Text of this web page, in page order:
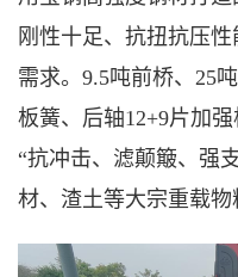
刚性十足、抗扭抗压
需求。9.5吨前桥、25
板簧、后轴12+9片加
“抗冲击、滤颠簸、强
材、渣土等大宗重载物